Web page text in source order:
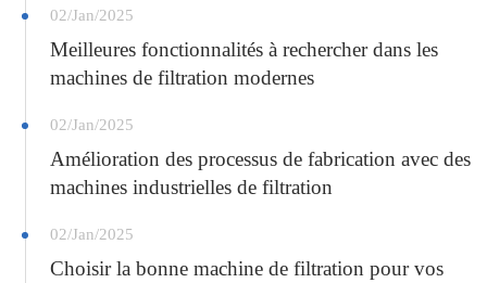
02/Jan/2025
Meilleures fonctionnalités à rechercher dans les
machines de filtration modernes
02/Jan/2025
Amélioration des processus de fabrication avec des
machines industrielles de filtration
02/Jan/2025
Choisir la bonne machine de filtration pour vos